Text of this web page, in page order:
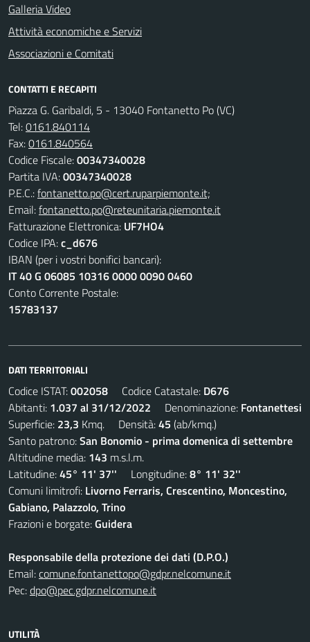
Galleria Video
Attività economiche e Servizi
Associazioni e Comitati
CONTATTI E RECAPITI
Piazza G. Garibaldi, 5 - 13040 Fontanetto Po (VC)
Tel:0161.840114
Fax:0161.840564
Codice Fiscale:00347340028
Partita IVA:00347340028
P.E.C.:fontanetto.po@cert.ruparpiemonte.it;
Email:fontanetto.po@reteunitaria.piemonte.it
Fatturazione Elettronica: UF7HO4
Codice IPA:c_d676
IBAN (per i vostri bonifici bancari):
IT 40 G 06085 10316 0000 0090 0460
Conto Corrente Postale:
15783137
DATI TERRITORIALI
Codice ISTAT:002058 Codice Catastale: D676
Abitanti: 1.037 al 31/12/2022 Denominazione: Fontanettesi
Superficie: 23,3 Kmq. Densità:45 (ab/kmq.)
Santo patrono:San Bonomio - prima domenica di settembre
Altitudine media: 143 m.s.l.m.
Latitudine:45° 11' 37'' Longitudine:8° 11' 32''
Comuni limitrofi: Livorno Ferraris, Crescentino, Moncestino,
Gabiano, Palazzolo, Trino
Frazioni e borgate:Guidera
Responsabile della protezione dei dati (D.P.O.)
Email:comune.fontanettopo@gdpr.nelcomune.it
Pec:dpo@pec.gdpr.nelcomune.it
UTILITÀ